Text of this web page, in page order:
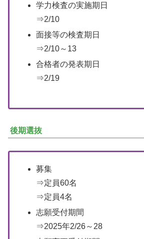
学力検査の実施期日
⇒2/10
面接等の検査期日
⇒2/10～13
合格者の発表期日
⇒2/19
後期選抜
募集
⇒定員60名
⇒定員4名
志願受付期間
⇒2025年2/26～28